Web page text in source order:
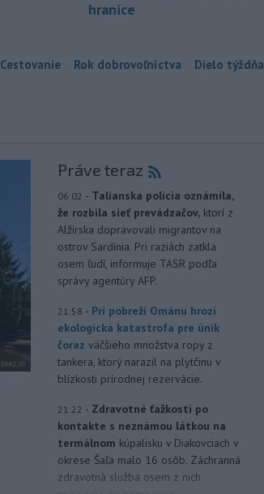
hranice
Cestovanie Rok dobrovoľníctva Dielo týždňa
Práve teraz
06:02 - Talianska polícia oznámila,
že rozbila sieť prevádzačov, ktorí z
Alžírska dopravovali migrantov na
ostrov Sardínia. Pri raziách zatkla
osem ľudí, informuje TASR podľa
správy agentúry AFP.
21:58 - Pri pobreží Ománu hrozí
ekologická katastrofa pre únik
čoraz väčšieho množstva ropy z
tankera, ktorý narazil na plytčinu v
blízkosti prírodnej rezervácie.
21:22 - Zdravotné ťažkosti po
kontakte s neznámou látkou na
termálnom kúpalisku v Diakovciach v
okrese Šaľa malo 16 osôb. Záchranná
zdravotná služba osem z nich